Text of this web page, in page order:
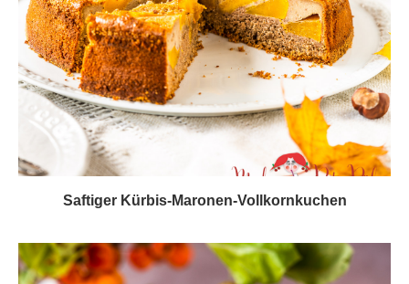
Saftiger Kürbis-Maronen-Vollkornkuchen